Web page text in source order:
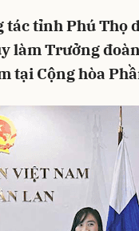
tỉnh Phú Thọ
làm Trưởng
tại Cộng hòa